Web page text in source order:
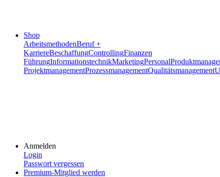
Shop
ArbeitsmethodenBeruf +
KarriereBeschaffungControllingFinanzen
FührungInformationstechnikMarketingPersonal
ProjektmanagementProzessmanagementQualitätsmanagement
Anmelden
Login
Passwort vergessen
Premium-Mitglied werden